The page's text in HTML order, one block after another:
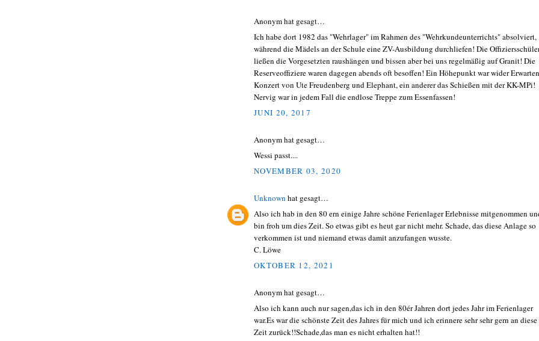
Anonym hat gesagt…
Ich habe dort 1982 das "Wehrlager" im Rahmen des "Wehrkundeunterrichts" absolviert,
während die Mädels an der Schule eine ZV-Ausbildung durchliefen! Die
ließen die Vorgesetzten raushängen und bissen aber bei uns regelmäßig auf Granit! Die
Reserveoffiziere waren dagegen abends oft besoffen! Ein Höhepunkt war wider
Konzert von Ute Freudenberg und Elephant, ein anderer das Schießen mit der KK-MPi!
Nervig war in jedem Fall die endlose Treppe zum Essenfassen!
JUNI 20, 2017
Anonym hat gesagt…
Wessi passt....
NOVEMBER 03, 2020
Unknown hat gesagt…
Also ich hab in den 80 ern einige Jahre schöne Ferienlager Erlebnisse mitgenommen
bin froh um dies Zeit. So etwas gibt es heut gar nicht mehr. Schade, das diese Anlage so
verkommen ist und niemand etwas damit anzufangen wusste.
C. Löwe
OKTOBER 12, 2021
Anonym hat gesagt…
Also ich kann auch nur sagen,das ich in den 80ér Jahren dort jedes Jahr im Ferienlager
war.Es war die schönste Zeit des Jahres für mich und ich erinnere sehr sehr gern an diese
Zeit zurück!!Schade,das man es nicht erhalten hat!!